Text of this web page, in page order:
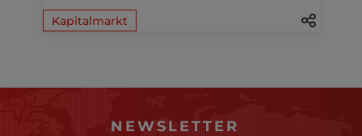
Kapitalmarkt
NEWSLETTER